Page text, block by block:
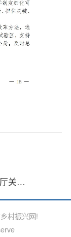
陕西省乡村振兴网关于转发国务院办公厅关于同意建立城镇化工作城乡融合发展工作部际联席会议制度的函
村振兴网!